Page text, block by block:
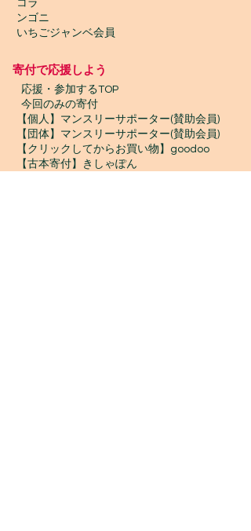
コラ
ンゴニ
いちごジャンベ会員
寄付で応援しよう
応援・参加するTOP
今回のみの寄付
【個人】マンスリーサポーター(賛助会員)
【団体】マンスリーサポーター(賛助会員)
【クリックしてからお買い物】goodoo
【古本寄付】きしゃぽん